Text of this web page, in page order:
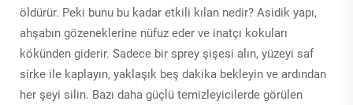
öldürür. Peki bunu bu kadar etkili kılan nedir? Asidik yapı,
ahşabın gözeneklerine nüfuz eder ve inatçı kokuları
kökünden giderir. Sadece bir sprey şişesi alın, yüzeyi saf
sirke ile kaplayın, yaklaşık beş dakika bekleyin ve ardından
her şeyi silin. Bazı daha güçlü temizleyicilerde görülen